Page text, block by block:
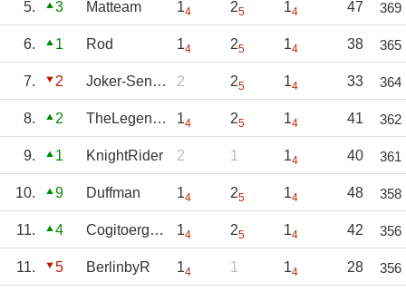
5. 3 Matteam 14 25 14 47 369
6. 1 Rod 14 25 14 38 365
7. 2 Joker-Senpai 2 25 14 33 364
8. 2 TheLegendz27 14 25 14 41 362
9. 1 KnightRider 2 1 14 40 361
10. 9 Duffman 14 25 14 48 358
11. 4 Cogitoergosum 14 25 14 42 356
11. 5 BerlinbyR 14 1 14 28 356